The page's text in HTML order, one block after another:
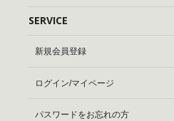
SERVICE
新規会員登録
ログイン/マイページ
パスワードをお忘れの方